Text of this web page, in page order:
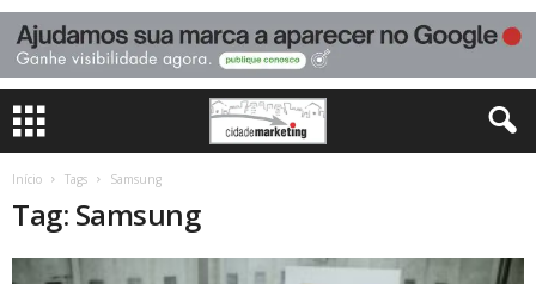
Início Tags Samsung
Tag: Samsung